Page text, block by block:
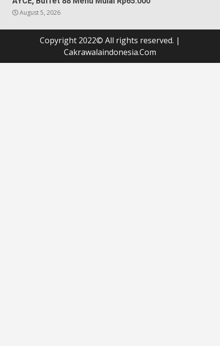
August 5, 2026
Copyright 2022© All rights reserved. |
Cakrawalaindonesia.Com